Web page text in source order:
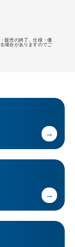
販売の終了、仕様・価
場合がありますのでご